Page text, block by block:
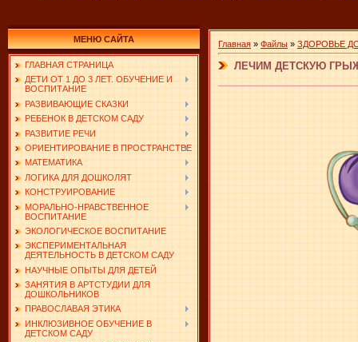
МЕНЮ САЙТА
ГЛАВНАЯ СТРАНИЦА
ДЕТИ ОТ 1 ДО 3 ЛЕТ. ОБУЧЕНИЕ И
ВОСПИТАНИЕ
РАЗВИВАЮЩИЕ СКАЗКИ
РЕБЕНОК В ДЕТСКОМ САДУ
РАЗВИТИЕ РЕЧИ
ОРИЕНТИРОВАНИЕ В ПРОСТРАНСТВЕ
МАТЕМАТИКА
ЛОГИКА ДЛЯ ДОШКОЛЯТ
КОНСТРУИРОВАНИЕ
МОРАЛЬНО-НРАВСТВЕННОЕ
ВОСПИТАНИЕ
ЭКОЛОГИЧЕСКОЕ ВОСПИТАНИЕ
ЭКСПЕРИМЕНТАЛЬНАЯ
ДЕЯТЕЛЬНОСТЬ В ДЕТСКОМ САДУ
НАУЧНЫЕ ОПЫТЫ ДЛЯ ДЕТЕЙ
ЗАНЯТИЯ В АРТСТУДИИ ДЛЯ
ДОШКОЛЬНИКОВ
ПРАВОСЛАВАЯ ЭТИКА
ИНКЛЮЗИВНОЕ ОБУЧЕНИЕ В
ДЕТСКОМ САДУ
Главная » Файлы » ЗДОРОВЬЕ
ЛЕЧИМ ДЕТСКУЮ